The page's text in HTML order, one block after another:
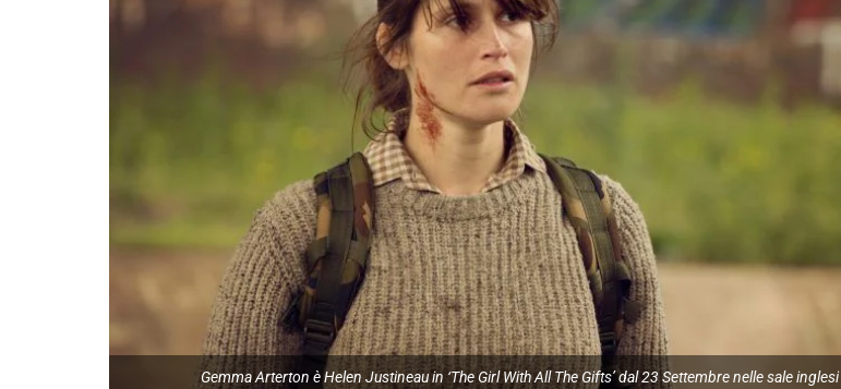
Gemma Arterton è Helen Justineau in ‘The Girl With All The Gifts’ dal 23 Settembre nelle sale inglesi